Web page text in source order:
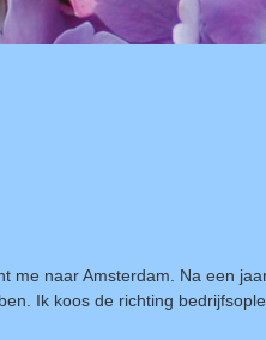
me naar Amsterdam. Na een
Ik koos de richting